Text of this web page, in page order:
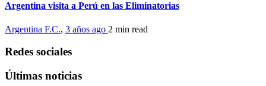
Argentina visita a Perú en las Eliminatorias
Argentina F.C., 3 años ago 2 min read
Redes sociales
Últimas noticias